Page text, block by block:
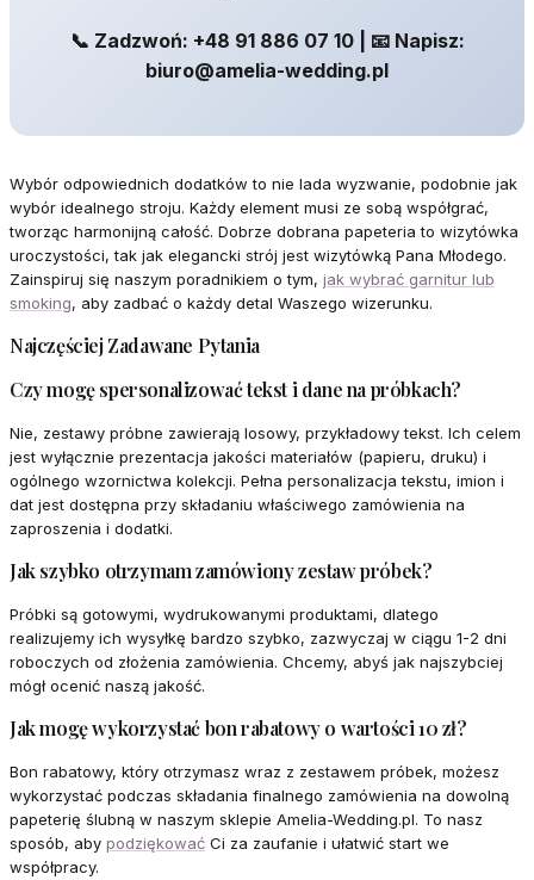
📞 Zadzwoń: +48 91 886 07 10 | 📧 Napisz:
biuro@amelia-wedding.pl
Wybór odpowiednich dodatków to nie lada wyzwanie, podobnie jak
wybór idealnego stroju. Każdy element musi ze sobą współgrać,
tworząc harmonijną całość. Dobrze dobrana papeteria to wizytówka
uroczystości, tak jak elegancki strój jest wizytówką Pana Młodego.
Zainspiruj się naszym poradnikiem o tym, jak wybrać garnitur lub
smoking, aby zadbać o każdy detal Waszego wizerunku.
Najczęściej Zadawane Pytania
Czy mogę spersonalizować tekst i dane na próbkach?
Nie, zestawy próbne zawierają losowy, przykładowy tekst. Ich celem
jest wyłącznie prezentacja jakości materiałów (papieru, druku) i
ogólnego wzornictwa kolekcji. Pełna personalizacja tekstu, imion i
dat jest dostępna przy składaniu właściwego zamówienia na
zaproszenia i dodatki.
Jak szybko otrzymam zamówiony zestaw próbek?
Próbki są gotowymi, wydrukowanymi produktami, dlatego
realizujemy ich wysyłkę bardzo szybko, zazwyczaj w ciągu 1-2 dni
roboczych od złożenia zamówienia. Chcemy, abyś jak najszybciej
mógł ocenić naszą jakość.
Jak mogę wykorzystać bon rabatowy o wartości 10 zł?
Bon rabatowy, który otrzymasz wraz z zestawem próbek, możesz
wykorzystać podczas składania finalnego zamówienia na dowolną
papeterię ślubną w naszym sklepie Amelia-Wedding.pl. To nasz
sposób, aby podziękować Ci za zaufanie i ułatwić start we
współpracy.